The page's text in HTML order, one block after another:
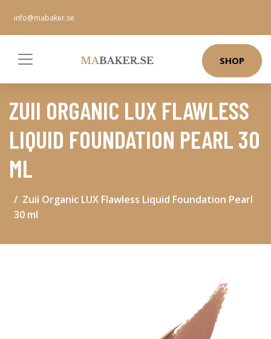
info@mabaker.se
SHOP
ZUII ORGANIC LUX FLAWLESS
LIQUID FOUNDATION PEARL 30
ML
Zuii Organic LUX Flawless Liquid Foundation Pearl
30 ml